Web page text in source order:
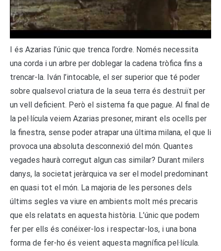
I és Azarias l’únic que trenca l’ordre. Només necessita
una corda i un arbre per doblegar la cadena tròfica fins a
trencar-la. Iván l’intocable, el ser superior que té poder
sobre qualsevol criatura de la seua terra és destruït per
un vell deficient. Però el sistema fa que pague. Al final de
la pel·lícula veiem Azarias presoner, mirant els ocells per
la finestra, sense poder atrapar una última milana, el que li
provoca una absoluta desconnexió del món. Quantes
vegades haurà corregut algun cas similar? Durant milers
danys, la societat jeràrquica va ser el model predominant
en quasi tot el món. La majoria de les persones dels
últims segles va viure en ambients molt més precaris
que els relatats en aquesta història. L’únic que podem
fer per ells és conéixer-los i respectar-los, i una bona
forma de fer-ho és veient aquesta magnífica pel·lícula.